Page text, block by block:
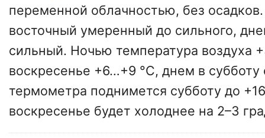
переменной облачностью, без
восточный умеренный до сильного,
сильный. Ночью температура воздуха
воскресенье +6…+9 °C, днем в субботу
термометра поднимется субботу до
воскресенье будет холоднее на 2–3